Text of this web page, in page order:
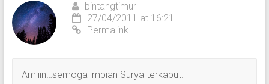
bintangtimur
27/04/2011 at 16:21
Permalink
Amiiin…semoga impian Surya terkabut.